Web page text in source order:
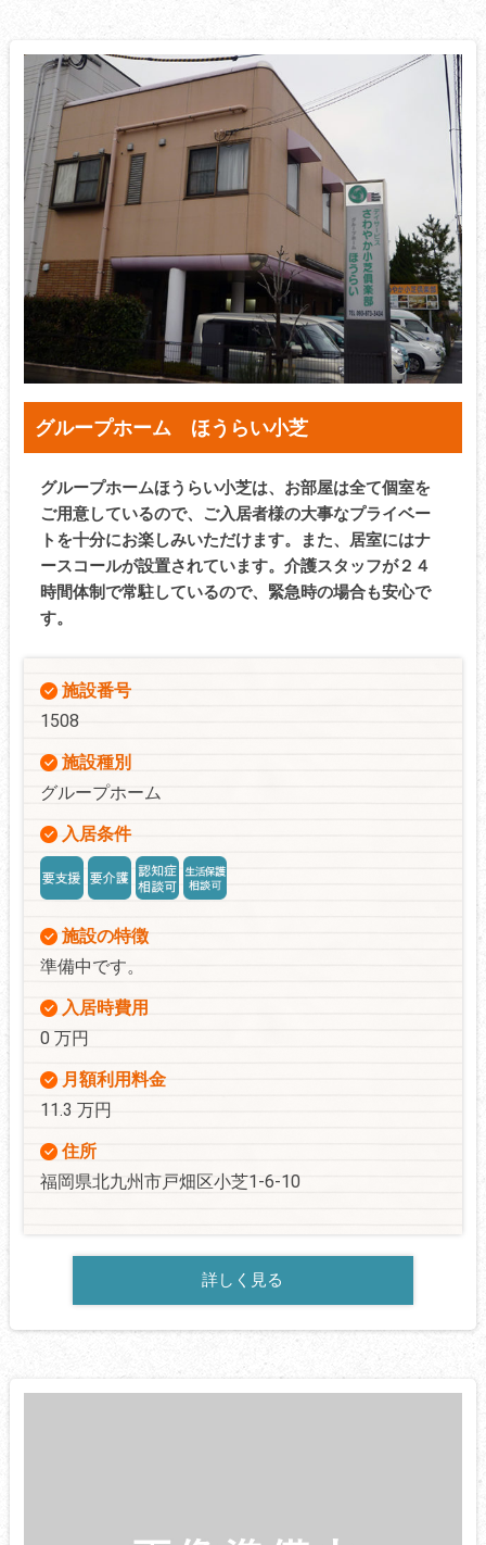
グループホーム ほうらい小芝
グループホームほうらい小芝は、お部屋は全て個室を
ご用意しているので、ご入居者様の大事なプライベー
トを十分にお楽しみいただけます。また、居室にはナ
ースコールが設置されています。介護スタッフが２４
時間体制で常駐しているので、緊急時の場合も安心で
す。
施設番号
1508
施設種別
グループホーム
入居条件
施設の特徴
準備中です。
入居時費用
0 万円
月額利用料金
11.3 万円
住所
福岡県北九州市戸畑区小芝1-6-10
詳しく見る